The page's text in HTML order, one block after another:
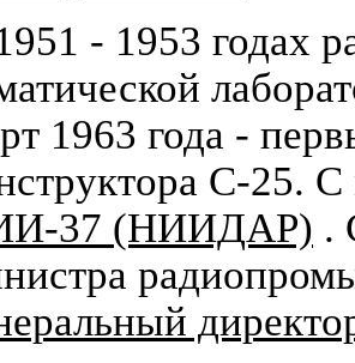
- 1953 годах
1963 года -
С-25.
37 (НИИДАР) .